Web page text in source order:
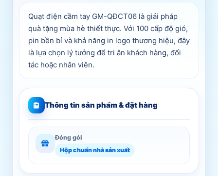
Quạt điện cầm tay GM-QĐCT06 là giải pháp
quà tặng mùa hè thiết thực. Với 100 cấp độ gió,
pin bền bỉ và khả năng in logo thương hiệu, đây
là lựa chọn lý tưởng để tri ân khách hàng, đối
tác hoặc nhân viên.
Thông tin sản phẩm & đặt hàng
Đóng gói
Hộp chuẩn nhà sản xuất